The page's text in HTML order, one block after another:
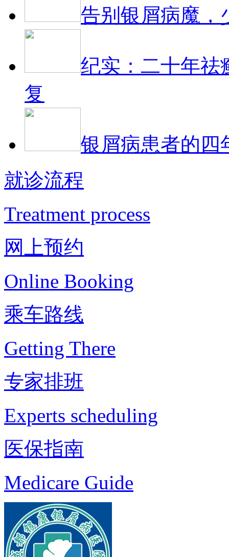
告别银屑病魔，
纪实：二十年祛
复
银屑病患者的四
就诊流程
Treatment process
网上预约
Online Booking
乘车路线
Getting There
专家排班
Experts scheduling
医保指南
Medicare Guide